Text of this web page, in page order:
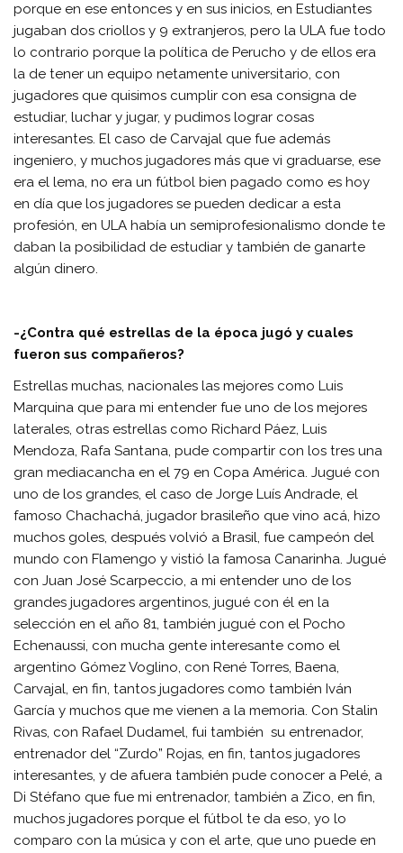
porque en ese entonces y en sus inicios, en Estudiantes
jugaban dos criollos y 9 extranjeros, pero la ULA fue todo
lo contrario porque la política de Perucho y de ellos era
la de tener un equipo netamente universitario, con
jugadores que quisimos cumplir con esa consigna de
estudiar, luchar y jugar, y pudimos lograr cosas
interesantes. El caso de Carvajal que fue además
ingeniero, y muchos jugadores más que vi graduarse, ese
era el lema, no era un fútbol bien pagado como es hoy
en día que los jugadores se pueden dedicar a esta
profesión, en ULA había un semiprofesionalismo donde te
daban la posibilidad de estudiar y también de ganarte
algún dinero.
-¿Contra qué estrellas de la época jugó y cuales
fueron sus compañeros?
Estrellas muchas, nacionales las mejores como Luis
Marquina que para mi entender fue uno de los mejores
laterales, otras estrellas como Richard Páez, Luis
Mendoza, Rafa Santana, pude compartir con los tres una
gran mediacancha en el 79 en Copa América. Jugué con
uno de los grandes, el caso de Jorge Luís Andrade, el
famoso Chachachá, jugador brasileño que vino acá, hizo
muchos goles, después volvió a Brasil, fue campeón del
mundo con Flamengo y vistió la famosa Canarinha. Jugué
con Juan José Scarpeccio, a mi entender uno de los
grandes jugadores argentinos, jugué con él en la
selección en el año 81, también jugué con el Pocho
Echenaussi, con mucha gente interesante como el
argentino Gómez Voglino, con René Torres, Baena,
Carvajal, en fin, tantos jugadores como también Iván
García y muchos que me vienen a la memoria. Con Stalin
Rivas, con Rafael Dudamel, fui también su entrenador,
entrenador del “Zurdo” Rojas, en fin, tantos jugadores
interesantes, y de afuera también pude conocer a Pelé, a
Di Stéfano que fue mi entrenador, también a Zico, en fin,
muchos jugadores porque el fútbol te da eso, yo lo
comparo con la música y con el arte, que uno puede en